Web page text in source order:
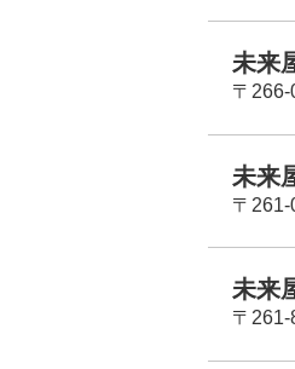
未来
〒
未来
〒
未来
〒